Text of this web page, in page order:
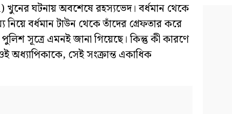
খুনের ঘটনায় অবশেষে রহস্যভেদ। বর্ধমান থেকে
বর্ধমান টাউন থেকে তাঁদের গ্রেফতার করে
পুলিশ সূত্রে এমনই জানা গিয়েছে। কিন্তু কী কারণে
সেই সংক্রান্ত একাধিক